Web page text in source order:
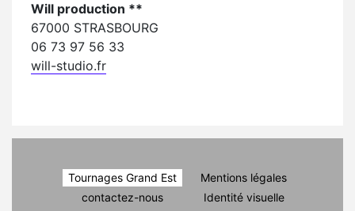
Will production **
67000 STRASBOURG
06 73 97 56 33
will-studio.fr
Tournages Grand Est
contactez-nous
Mentions légales
Identité visuelle